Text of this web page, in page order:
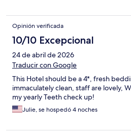
Opinión verificada
10/10 Excepcional
24 de abril de 2026
Traducir con Google
This Hotel should be a 4*, fresh
immaculately clean, staff are lovely,
my yearly Teeth check up!
Julie, se hospedó 4 noches